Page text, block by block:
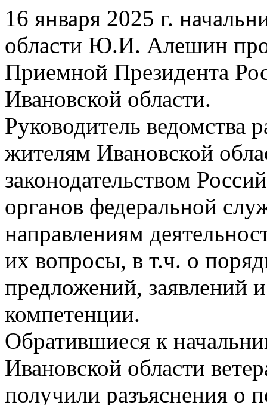
16 января 2025 г.
области Ю.И. Алешин
Приемной Президента
Ивановской области.
Руководитель ведомства
жителям Ивановской
законодательством
органов федеральной
направлениям
их вопросы, в т.ч. о
предложений, заявлений
компетенции.
Обратившиеся к
Ивановской области
получили разъяснения о